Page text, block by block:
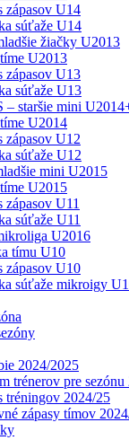
zápasov U14
súťaže U14
žiačky U2013
U2013
zápasov U13
súťaže U13
– staršie mini
U2014
zápasov U12
súťaže U12
mini U2015
U2015
zápasov U11
súťaže U11
U2016
tímu U10
zápasov U10
súťaže mikroigy
2024/2025
trénerov pre
tréningov 2024/25
zápasy tímov